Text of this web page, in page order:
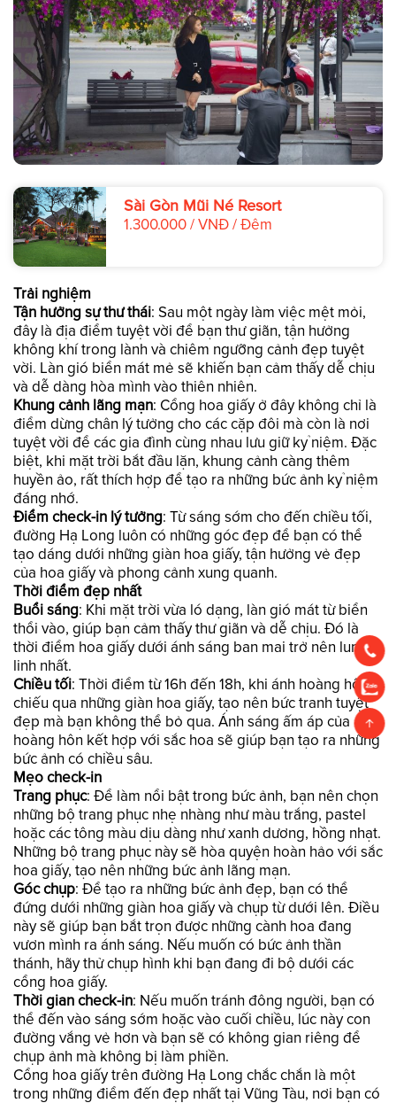
Sài Gòn Mũi Né Resort
1.300.000 / VNĐ / Đêm
Trải nghiệm
Tận hưởng sự thư thái: Sau một ngày làm việc mệt mỏi,
đây là địa điểm tuyệt vời để bạn thư giãn, tận hưởng
không khí trong lành và chiêm ngưỡng cảnh đẹp tuyệt
vời. Làn gió biển mát mẻ sẽ khiến bạn cảm thấy dễ chịu
và dễ dàng hòa mình vào thiên nhiên.
Khung cảnh lãng mạn: Cổng hoa giấy ở đây không chỉ là
điểm dừng chân lý tưởng cho các cặp đôi mà còn là nơi
tuyệt vời để các gia đình cùng nhau lưu giữ kỷ niệm. Đặc
biệt, khi mặt trời bắt đầu lặn, khung cảnh càng thêm
huyền ảo, rất thích hợp để tạo ra những bức ảnh kỷ niệm
đáng nhớ.
Điểm check-in lý tưởng: Từ sáng sớm cho đến chiều tối,
đường Hạ Long luôn có những góc đẹp để bạn có thể
tạo dáng dưới những giàn hoa giấy, tận hưởng vẻ đẹp
của hoa giấy và phong cảnh xung quanh.
Thời điểm đẹp nhất
Buổi sáng: Khi mặt trời vừa ló dạng, làn gió mát từ biển
thổi vào, giúp bạn cảm thấy thư giãn và dễ chịu. Đó là
thời điểm hoa giấy dưới ánh sáng ban mai trở nên lung
linh nhất.
Chiều tối: Thời điểm từ 16h đến 18h, khi ánh hoàng hôn
chiếu qua những giàn hoa giấy, tạo nên bức tranh tuyệt
đẹp mà bạn không thể bỏ qua. Ánh sáng ấm áp của
hoàng hôn kết hợp với sắc hoa sẽ giúp bạn tạo ra những
bức ảnh có chiều sâu.
Mẹo check-in
Trang phục: Để làm nổi bật trong bức ảnh, bạn nên chọn
những bộ trang phục nhẹ nhàng như màu trắng, pastel
hoặc các tông màu dịu dàng như xanh dương, hồng nhạt.
Những bộ trang phục này sẽ hòa quyện hoàn hảo với sắc
hoa giấy, tạo nên những bức ảnh lãng mạn.
Góc chụp: Để tạo ra những bức ảnh đẹp, bạn có thể
đứng dưới những giàn hoa giấy và chụp từ dưới lên. Điều
này sẽ giúp bạn bắt trọn được những cành hoa đang
vươn mình ra ánh sáng. Nếu muốn có bức ảnh thần
thánh, hãy thử chụp hình khi bạn đang đi bộ dưới các
cổng hoa giấy.
Thời gian check-in: Nếu muốn tránh đông người, bạn có
thể đến vào sáng sớm hoặc vào cuối chiều, lúc này con
đường vắng vẻ hơn và bạn sẽ có không gian riêng để
chụp ảnh mà không bị làm phiền.
Cổng hoa giấy trên đường Hạ Long chắc chắn là một
trong những điểm đến đẹp nhất tại Vũng Tàu, nơi bạn có